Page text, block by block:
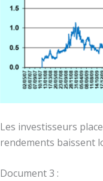
Les investisseurs
rendements baissent
Document 3 :